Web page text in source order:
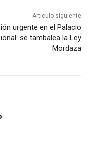
Artículo siguiente
urgente en el Palacio
se tambalea la Ley
Mordaza